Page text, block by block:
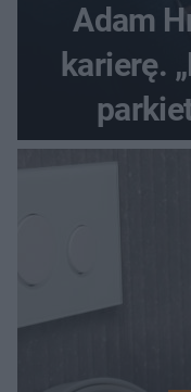
Adam
karierę.